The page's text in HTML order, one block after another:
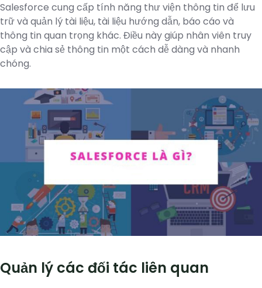
Salesforce cung cấp tính năng thư viện thông tin để lưu
trữ và quản lý tài liệu, tài liệu hướng dẫn, báo cáo và
thông tin quan trọng khác. Điều này giúp nhân viên truy
cập và chia sẻ thông tin một cách dễ dàng và nhanh
chóng.
Quản lý các đối tác liên quan